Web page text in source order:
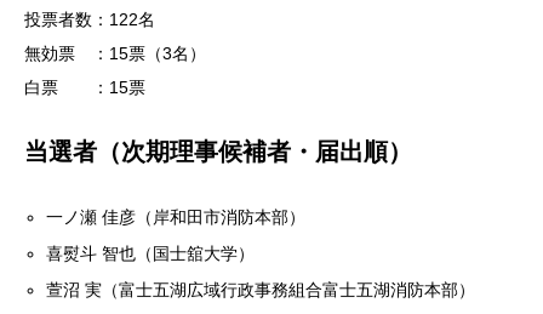
投票者数：122名
無効票 ：15票（3名）
白票 ：15票
当選者（次期理事候補者・届出順）
一ノ瀬 佳彦（岸和田市消防本部）
喜熨斗 智也（国⼠舘⼤学）
萱沼 実（富士五湖広域行政事務組合富士五湖消防本部）